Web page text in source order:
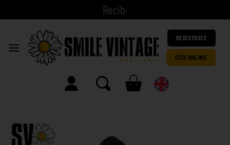
|
REGÍSTRATE
CITA ONLINE